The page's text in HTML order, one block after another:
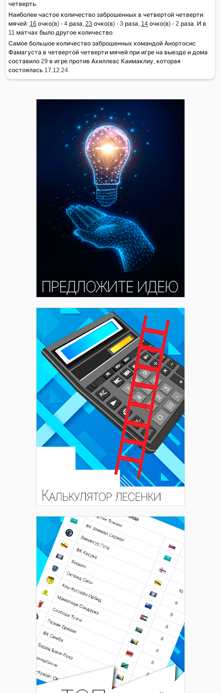
четверть.
Наиболее частое количество заброшенных в четвертой четверти
мячей: 16 очко(в) - 4 раза, 23 очко(в) - 3 раза, 14 очко(в) - 2 раза. И в
11 матчах было другое количество.
Самое большое количество заброшенных командой Анортосис
Фамагуста в четвертой четверти мячей при игре на выезде и дома
составило 29 в игре против Ахиллеас Каимаклиу, которая
состоялась 17.12.24.